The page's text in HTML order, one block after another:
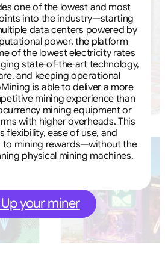
one of the lowest and most
into the industry—starting
data centers powered by
power, the platform
of the lowest electricity rates
state-of-the-art technology,
and keeping operational
is able to deliver a more
mining experience than
mining equipment or
with higher overheads. This
flexibility, ease of use, and
to mining rewards—without the
physical mining machines.
your miner